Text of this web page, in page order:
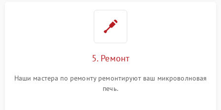
5. Ремонт
Наши мастера по ремонту ремонтируют ваш микроволновая
печь.